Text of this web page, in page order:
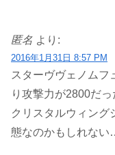
匿名 より:
2016年1月31日 8:57 PM
スターヴヴェノムフ
り攻撃力が2800だ
クリスタルウィング
態なのかもしれな